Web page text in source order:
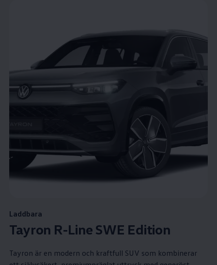
Laddbara
Tayron R-Line SWE Edition
Tayron är en modern och kraftfull SUV som kombinerar